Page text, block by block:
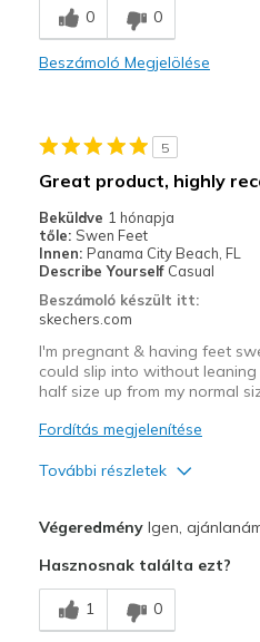
Legjobb használat
Casual Wear
Sizing
View On Shoes
Shoes are
0 0
Beszámoló Megjelölése
5
Great product, highly
Beküldve 1 hónapja
tőle: Swen Feet
Innen: Panama City Beach, FL
Describe Yourself Casual
Beszámoló készült itt:
skechers.com
I'm pregnant & having feet
could slip into without
half size up from my normal
Fordítás megjelenítése
További részletek
Breathe Well
Comfortable
VégeredményIgen,
Hasznosnak találta ezt?
1 0